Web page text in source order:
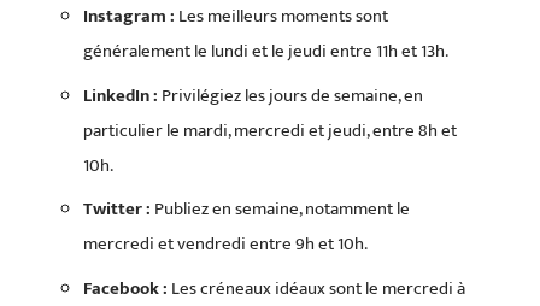
Instagram : Les meilleurs moments sont
généralement le lundi et le jeudi entre 11h et 13h.
LinkedIn : Privilégiez les jours de semaine, en
particulier le mardi, mercredi et jeudi, entre 8h et
10h.
Twitter : Publiez en semaine, notamment le
mercredi et vendredi entre 9h et 10h.
Facebook : Les créneaux idéaux sont le mercredi à